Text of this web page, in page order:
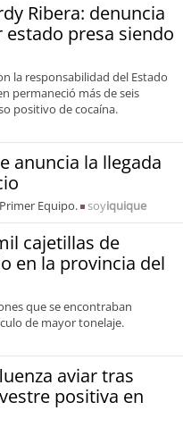
Ribera: denuncia
presa siendo
la responsabilidad del Estado
permaneció más de seis
positivo de cocaína.
anuncia la llegada
Equipo. soyiquique
cajetillas de
en la provincia del
que se encontraban
de mayor tonelaje.
aviar tras
positiva en